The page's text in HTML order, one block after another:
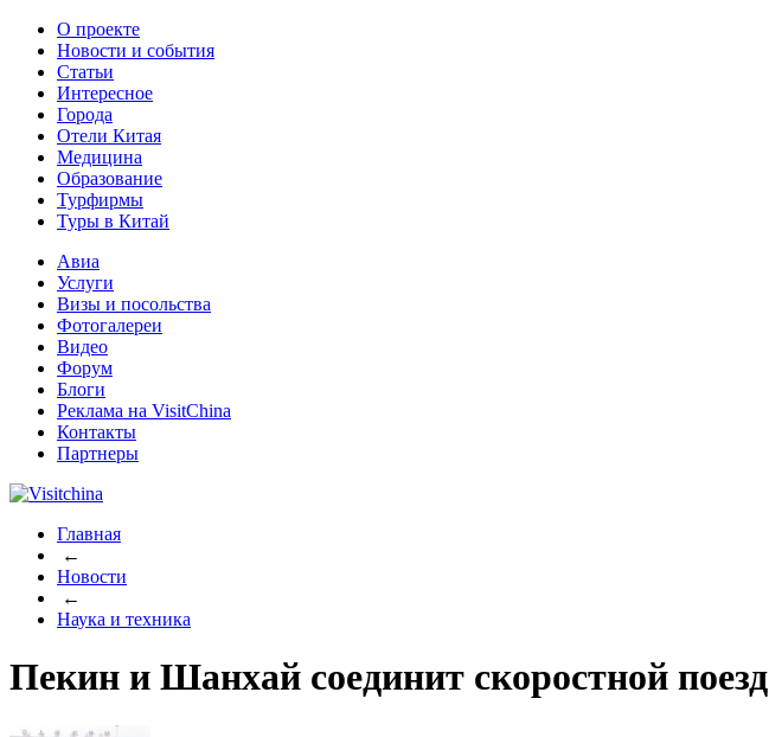
О проекте
Новости и события
Статьи
Интересное
Города
Отели Китая
Медицина
Образование
Турфирмы
Туры в Китай
Авиа
Услуги
Визы и посольства
Фотогалереи
Видео
Форум
Блоги
Реклама на VisitChina
Контакты
Партнеры
Главная
←
Новости
←
Наука и техника
Пекин и Шанхай соединит скоростной поезд